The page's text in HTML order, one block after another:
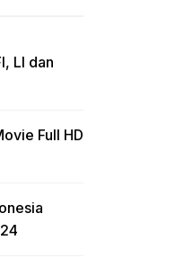
LI dan
Full HD